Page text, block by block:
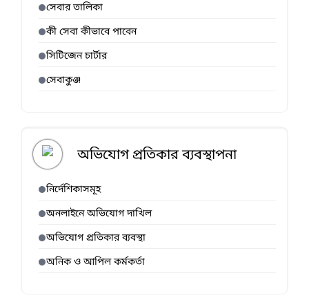
সেবার তালিকা
কী সেবা কীভাবে পাবেন
সিটিজেন চার্টার
সেবাকুঞ্জ
অভিযোগ প্রতিকার ব্যবস্থাপনা
নির্দেশিকাসমূহ
অনলাইনে অভিযোগ দাখিল
অভিযোগ প্রতিকার ব্যবস্থা
অনিক ও আপিল কর্মকর্তা